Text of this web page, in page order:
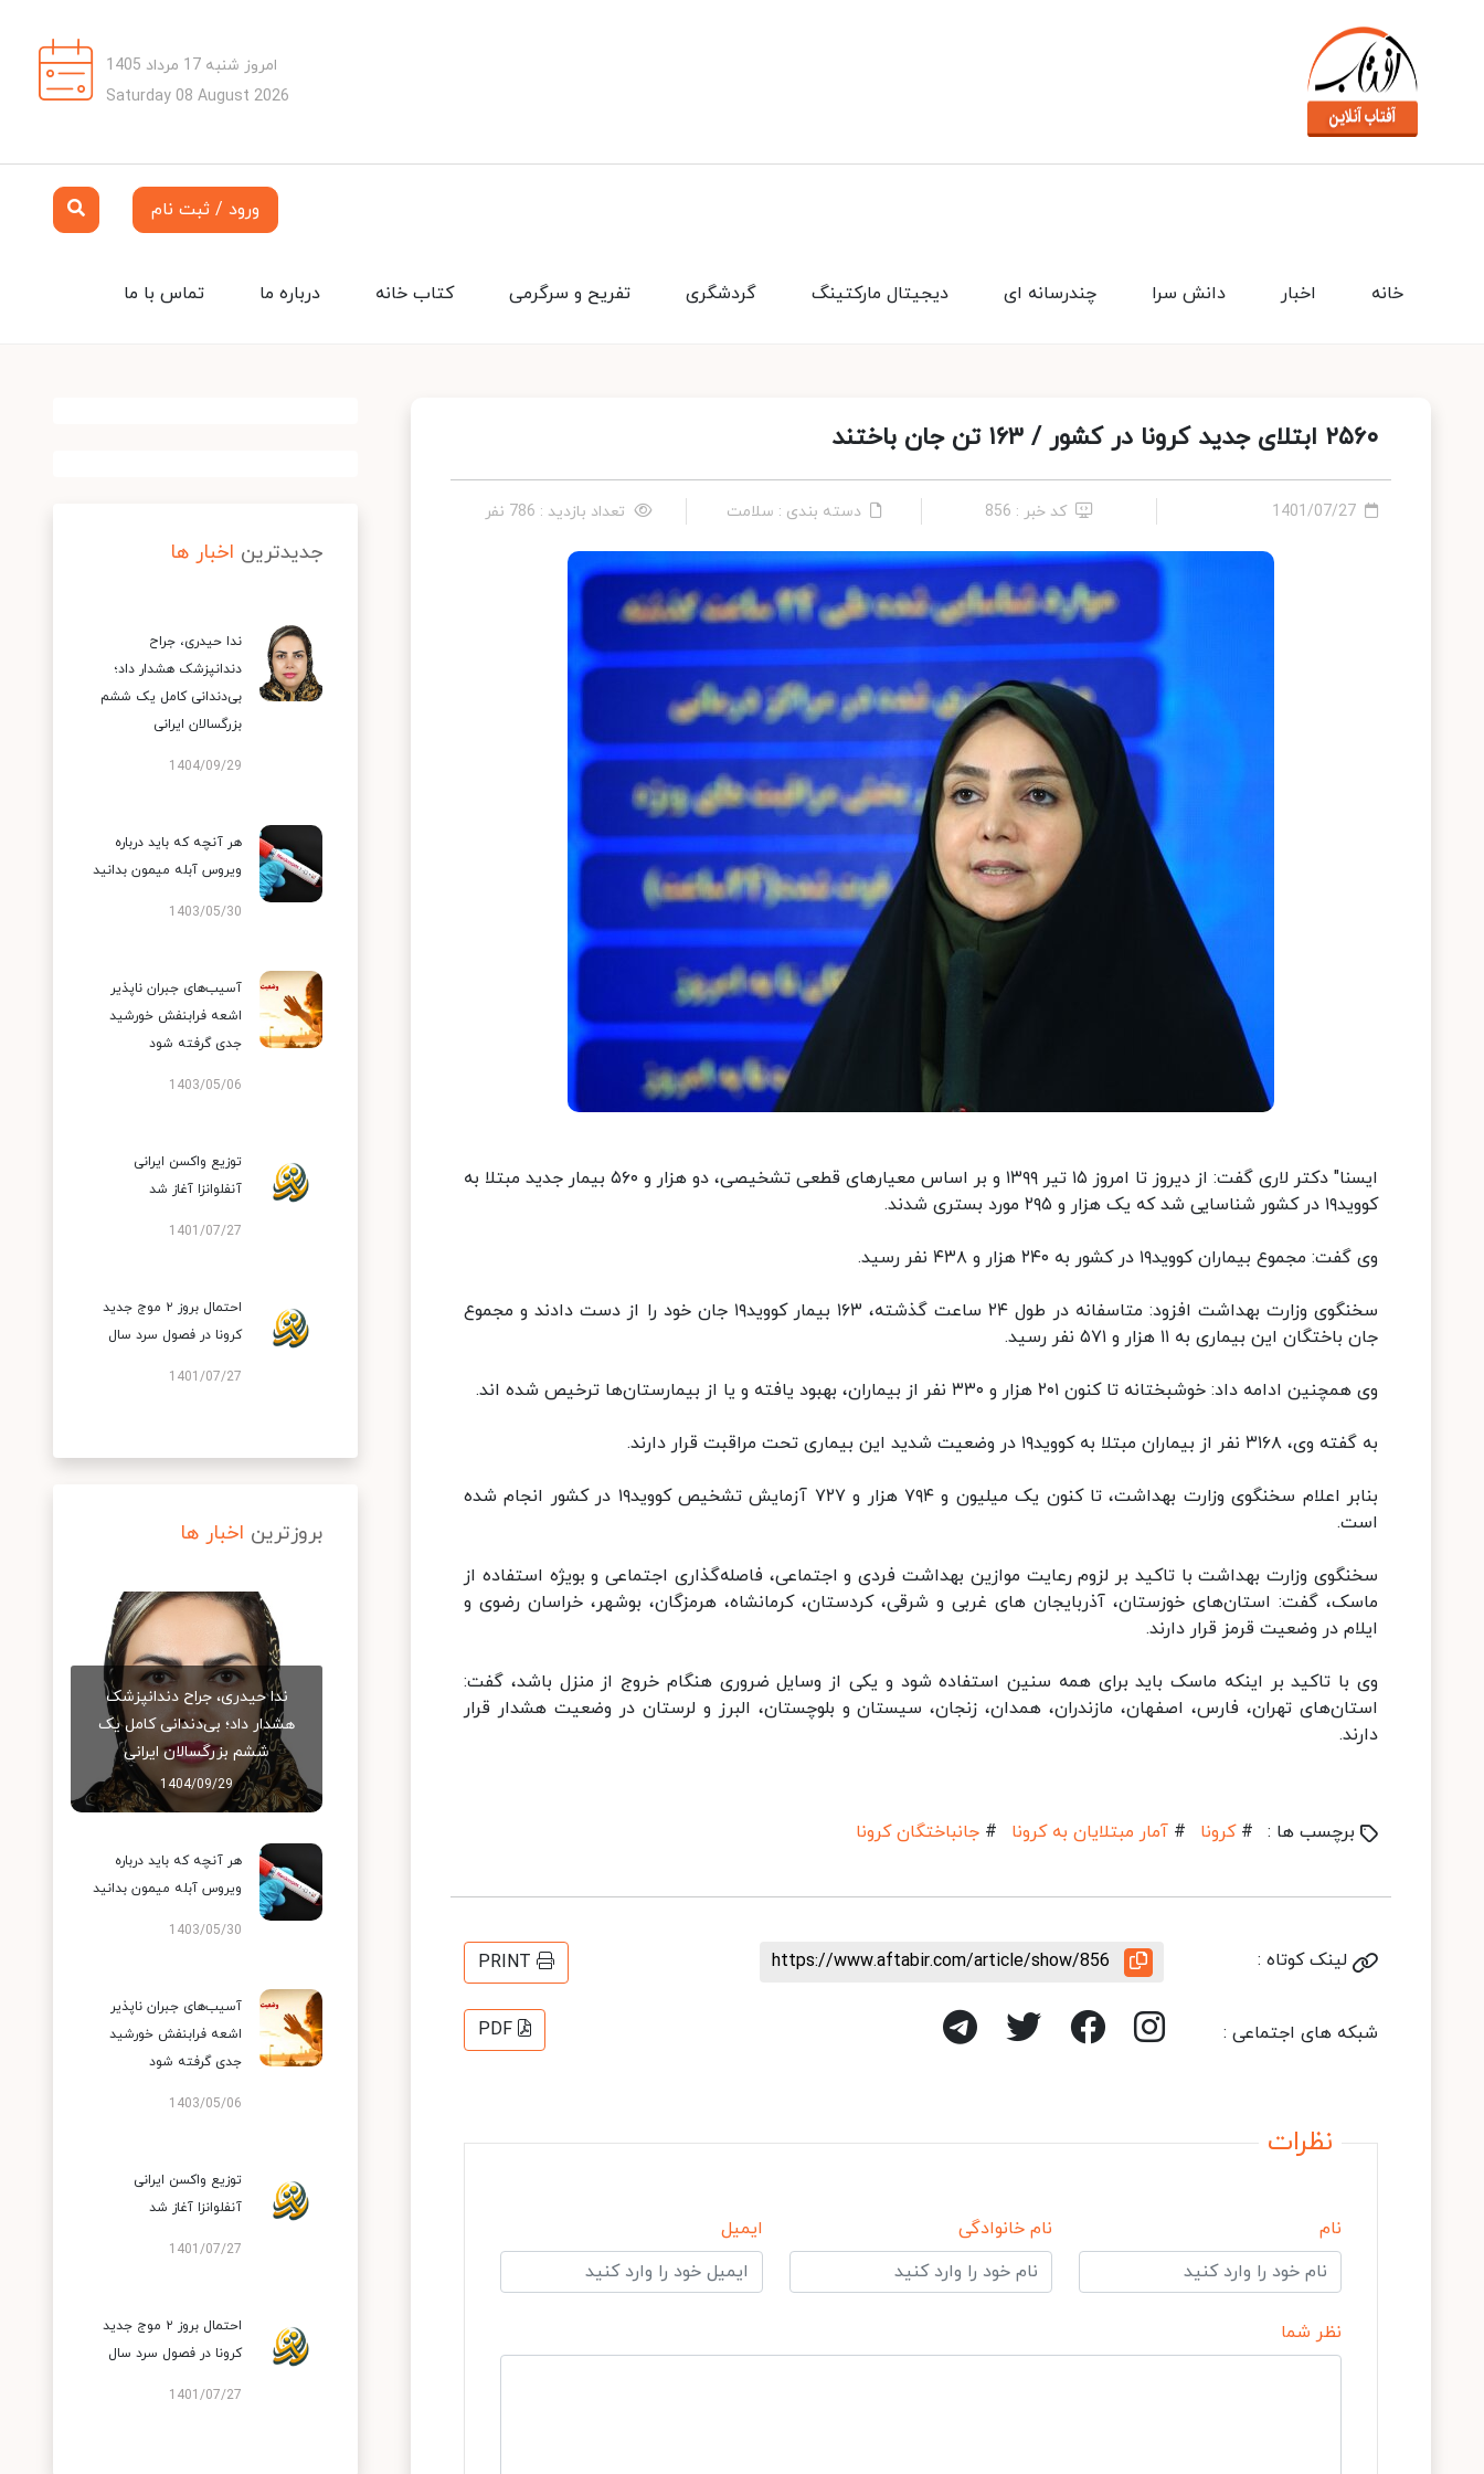
امروز شنبه 17 مرداد 1405
Saturday 08 August 2026
ورود / ثبت نام
تماس با ما درباره ما کتاب خانه تفریح و سرگرمی گردشگری دیجیتال مارکتینگ چندرسانه ای دانش سرا اخبار خانه
۲۵۶۰ ابتلای جدید کرونا در کشور / ۱۶۳ تن جان باختند
1401/07/27 کد خبر : 856 دسته بندی : سلامت تعداد بازدید : 786 نفر
ایسنا" دکتر لاری گفت: از دیروز تا امروز ۱۵ تیر ۱۳۹۹ و بر اساس معیارهای قطعی تشخیصی، دو هزار و ۵۶۰ بیمار جدید مبتلا به
کووید۱۹ در کشور شناسایی شد که یک هزار و ۲۹۵ مورد بستری شدند.
وی گفت: مجموع بیماران کووید۱۹ در کشور به ۲۴۰ هزار و ۴۳۸ نفر رسید.
سخنگوی وزارت بهداشت افزود: متاسفانه در طول ۲۴ ساعت گذشته، ۱۶۳ بیمار کووید۱۹ جان خود را از دست دادند و مجموع
جان باختگان این بیماری به ۱۱ هزار و ۵۷۱ نفر رسید.
وی همچنین ادامه داد: خوشبختانه تا کنون ۲۰۱ هزار و ۳۳۰ نفر از بیماران، بهبود یافته و یا از بیمارستان‌ها ترخیص شده اند.
به گفته وی، ۳۱۶۸ نفر از بیماران مبتلا به کووید۱۹ در وضعیت شدید این بیماری تحت مراقبت قرار دارند.
بنابر اعلام سخنگوی وزارت بهداشت، تا کنون یک میلیون و ۷۹۴ هزار و ۷۲۷ آزمایش تشخیص کووید۱۹ در کشور انجام شده
است.
سخنگوی وزارت بهداشت با تاکید بر لزوم رعایت موازین بهداشت فردی و اجتماعی، فاصله‌گذاری اجتماعی و بویژه استفاده از
ماسک، گفت: استان‌های خوزستان، آذربایجان های غربی و شرقی، کردستان، کرمانشاه، هرمزگان، بوشهر، خراسان رضوی و
ایلام در وضعیت قرمز قرار دارند.
وی با تاکید بر اینکه ماسک باید برای همه سنین استفاده شود و یکی از وسایل ضروری هنگام خروج از منزل باشد، گفت:
استان‌های تهران، فارس، اصفهان، مازندران، همدان، زنجان، سیستان و بلوچستان، البرز و لرستان در وضعیت هشدار قرار
دارند.
برچسب ها : # کرونا # آمار مبتلایان به کرونا # جانباختگان کرونا
لینک کوتاه : https://www.aftabir.com/article/show/856
PRINT
شبکه های اجتماعی : PDF
نظرات
نام نام خانوادگی ایمیل
نظر شما
جدیدترین اخبار ها
ندا حیدری، جراح
دندانپزشک هشدار داد؛
بی‌دندانی کامل یک ششم
بزرگسالان ایرانی
1404/09/29
هر آنچه که باید درباره
ویروس آبله میمون بدانید
1403/05/30
آسیب‌های جبران ناپذیر
اشعه فرابنفش خورشید
جدی گرفته شود
1403/05/06
توزیع واکسن ایرانی
آنفلوانزا آغاز شد
1401/07/27
احتمال بروز ۲ موج جدید
کرونا در فصول سرد سال
1401/07/27
بروزترین اخبار ها
ندا حیدری، جراح دندانپزشک
هشدار داد؛ بی‌دندانی کامل یک
ششم بزرگسالان ایرانی
1404/09/29
هر آنچه که باید درباره
ویروس آبله میمون بدانید
1403/05/30
آسیب‌های جبران ناپذیر
اشعه فرابنفش خورشید
جدی گرفته شود
1403/05/06
توزیع واکسن ایرانی
آنفلوانزا آغاز شد
1401/07/27
احتمال بروز ۲ موج جدید
کرونا در فصول سرد سال
1401/07/27